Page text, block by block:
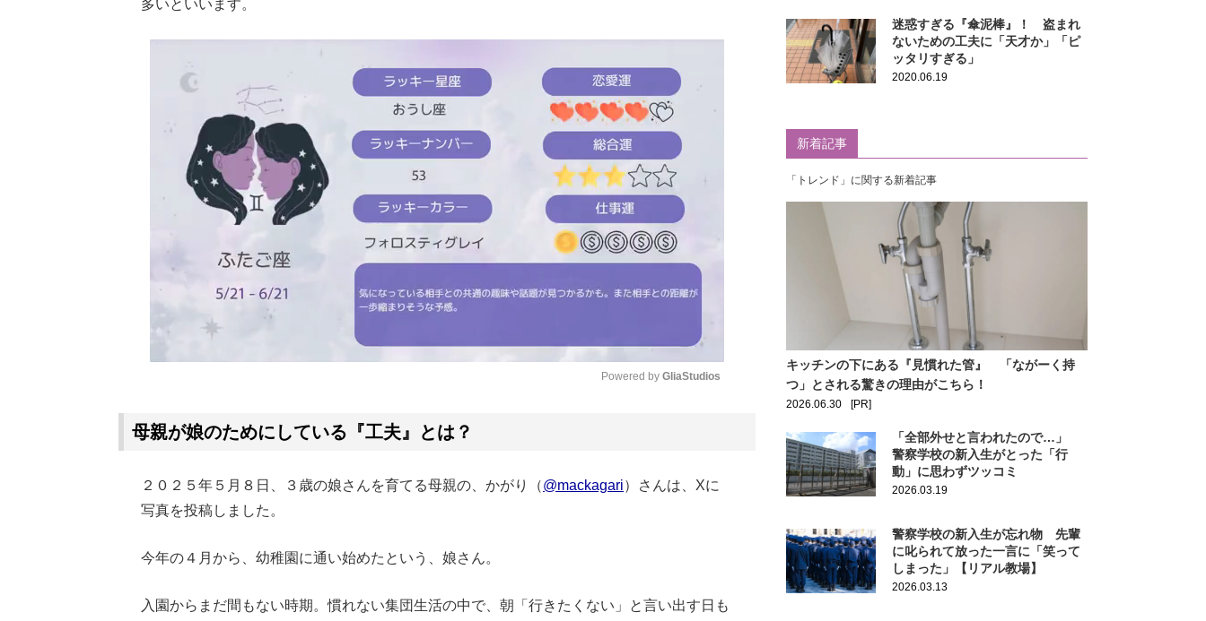
多いといいます。
Powered by GliaStudios
母親が娘のためにしている『工夫』とは？
２０２５年５月８日、３歳の娘さんを育てる母親の、かがり（@mackagari）さんは、Xに
写真を投稿しました。
今年の４月から、幼稚園に通い始めたという、娘さん。
入園からまだ間もない時期。慣れない集団生活の中で、朝「行きたくない」と言い出す日も
迷惑すぎる『傘泥棒』！ 盗まれ
ないための工夫に「天才か」「ピ
ッタリすぎる」
2020.06.19
新着記事
「トレンド」に関する新着記事
キッチンの下にある『見慣れた管』 「ながーく持
つ」とされる驚きの理由がこちら！
2026.06.30 [PR]
「全部外せと言われたので…」
警察学校の新入生がとった「行
動」に思わずツッコミ
2026.03.19
警察学校の新入生が忘れ物 先輩
に叱られて放った一言に「笑って
しまった」【リアル教場】
2026.03.13